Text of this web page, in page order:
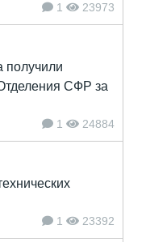
1 23973
получили
СФР за
1 24884
1 23392